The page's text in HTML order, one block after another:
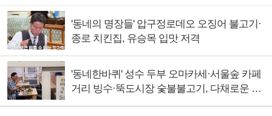
'동네의 명장들' 압구정로데오 오징어 불고기·
종로 치킨집, 유승목 입맛 저격
'동네한바퀴' 성수 두부 오마카세·서울숲 카페
거리 빙수·뚝도시장 숯불불고기, 다채로운 서
울의 맛